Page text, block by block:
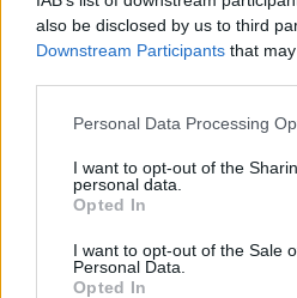
also be disclosed by us to third
Downstream Participants that
Please note that this website/app
not limited to your visit or usage
grant or deny consent to Google
use your data for below specified
consent section.
Personal Data Processing
I want to opt-out of the
personal data.
Opted In
I want to opt-out of the Sale
Personal Data.
Opted In
Szex? Ugyan már,
szomorúság a menő!
RRRecorder•2022. július 22.